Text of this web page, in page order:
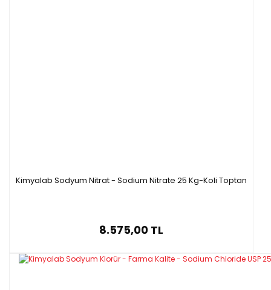
Kimyalab Sodyum Nitrat - Sodium Nitrate 25 Kg-Koli Toptan
8.575,00 TL